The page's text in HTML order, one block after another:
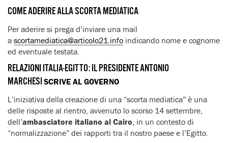
COME ADERIRE ALLA SCORTA MEDIATICA
Per aderire si prega d’inviare una mail
a scortamediatica@articolo21.info indicando nome e cognome
ed eventuale testata.
RELAZIONI ITALIA-EGITTO: IL PRESIDENTE ANTONIO
MARCHESI SCRIVE AL GOVERNO
L’iniziativa della creazione di una “scorta mediatica” è una
delle risposte al rientro, avvenuto lo scorso 14 settembre,
dell’ambasciatore italiano al Cairo , in un contesto di
“normalizzazione” dei rapporti tra il nostro paese e l’Egitto.